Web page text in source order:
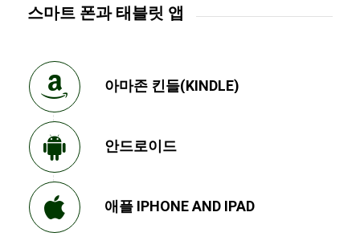
스마트 폰과 태블릿 앱
아마존 킨들(KINDLE)
안드로이드
애플 IPHONE AND IPAD